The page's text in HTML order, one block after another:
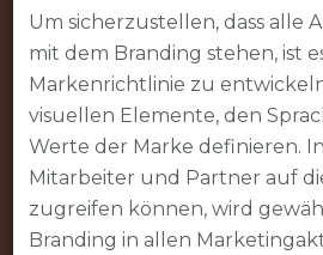
Um sicherzustellen, dass alle
mit dem Branding stehen, ist
Markenrichtlinie zu
visuellen Elemente, den
Werte der Marke definieren.
Mitarbeiter und Partner auf
zugreifen können, wird
Branding in allen